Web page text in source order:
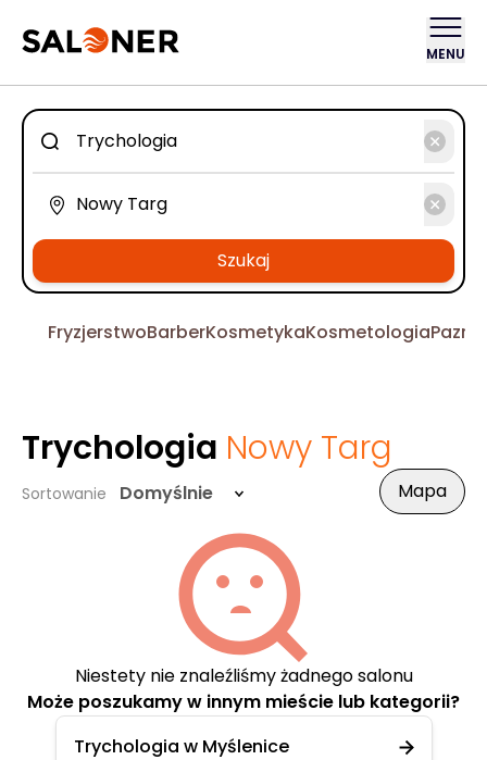
MENU
Szukaj
FryzjerstwoBarberKosmetykaKosmetologia
Trychologia Nowy Targ
Sortowanie Domyślnie Mapa
Niestety nie znaleźliśmy żadnego salonu
Może poszukamy w innym mieście lub kategorii?
Trychologia w Myślenice